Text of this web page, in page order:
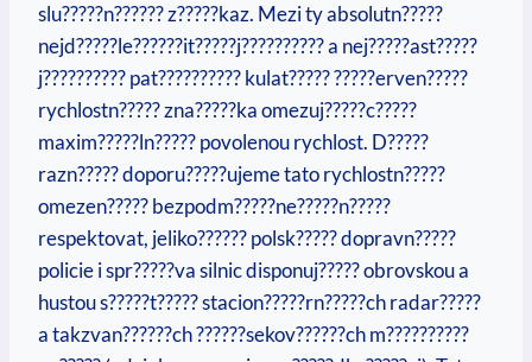
slu?????n?????? z?????kaz. Mezi ty absolutn?????
nejd?????le??????it?????j?????????? a nej?????ast?????
j?????????? pat?????????? kulat????? ?????erven?????
rychlostn????? zna?????ka omezuj?????c?????
maxim?????ln????? povolenou rychlost. D?????
razn????? doporu?????ujeme tato rychlostn?????
omezen????? bezpodm?????ne?????n?????
respektovat, jeliko?????? polsk????? dopravn?????
policie i spr?????va silnic disponuj????? obrovskou a
hustou s?????t????? stacion?????rn?????ch radar?????
a takzvan??????ch ??????sekov??????ch m??????????